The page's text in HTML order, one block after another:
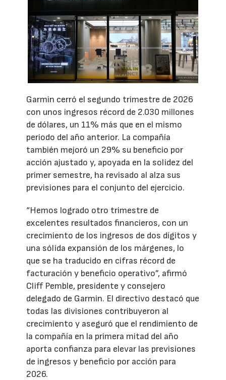
Garmin cerró el segundo trimestre de 2026
con unos ingresos récord de 2.030 millones
de dólares, un 11% más que en el mismo
periodo del año anterior. La compañía
también mejoró un 29% su beneficio por
acción ajustado y, apoyada en la solidez del
primer semestre, ha revisado al alza sus
previsiones para el conjunto del ejercicio.
“Hemos logrado otro trimestre de
excelentes resultados financieros, con un
crecimiento de los ingresos de dos dígitos y
una sólida expansión de los márgenes, lo
que se ha traducido en cifras récord de
facturación y beneficio operativo”, afirmó
Cliff Pemble, presidente y consejero
delegado de Garmin. El directivo destacó que
todas las divisiones contribuyeron al
crecimiento y aseguró que el rendimiento de
la compañía en la primera mitad del año
aporta confianza para elevar las previsiones
de ingresos y beneficio por acción para
2026.